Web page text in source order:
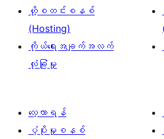
ဟို့စတင်းစနစ်
(Hosting)
ကိုယ်ရေးအချက်အလက်
လုံခြုံမှု
လေ့လာရန်
ပံ့ပိုးမှုစနစ်